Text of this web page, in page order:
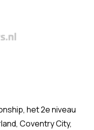
het 2e niveau
Coventry City,